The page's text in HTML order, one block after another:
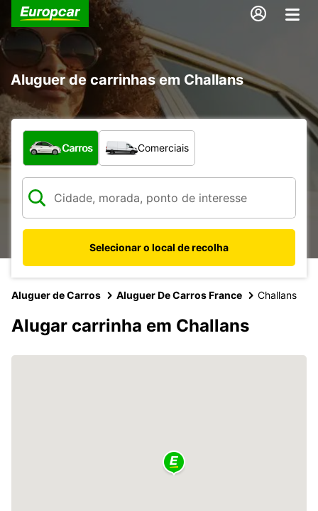
Aluguer de carrinhas em Challans
Que tipo de veículo pretende?
Carros Comerciais
Selecionar o local de recolha
Aluguer de Carros Aluguer De Carros France Challans
Alugar carrinha em Challans